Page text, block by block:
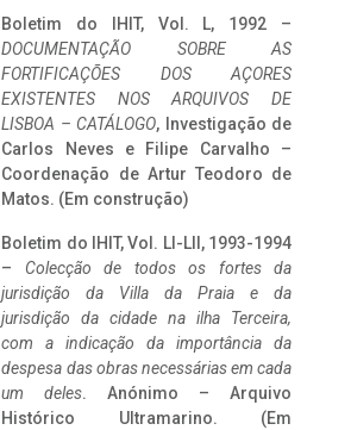
Boletim do IHIT, Vol. L, 1992 –
DOCUMENTAÇÃO SOBRE AS
FORTIFICAÇÕES DOS AÇORES
EXISTENTES NOS ARQUIVOS DE
LISBOA – CATÁLOGO, Investigação de
Carlos Neves e Filipe Carvalho –
Coordenação de Artur Teodoro de
Matos. (Em construção)
Boletim do IHIT, Vol. LI-LII, 1993-1994
– Colecção de todos os fortes da
jurisdição da Villa da Praia e da
jurisdição da cidade na ilha Terceira,
com a indicação da importância da
despesa das obras necessárias em cada
um deles. Anónimo – Arquivo
Histórico Ultramarino. (Em